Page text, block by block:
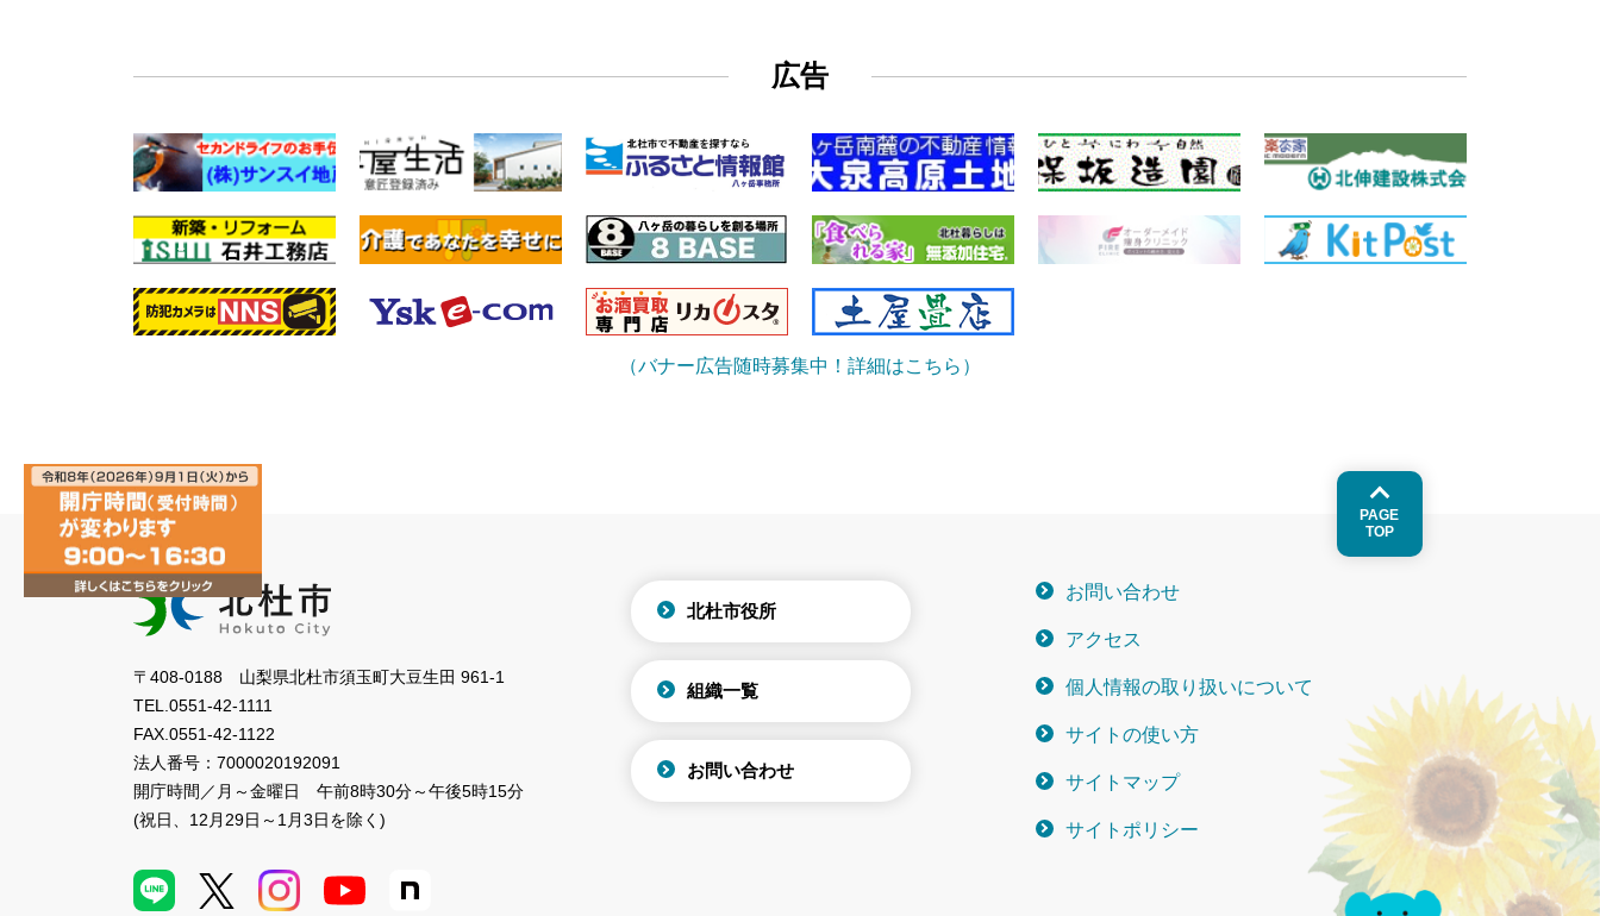
広告
（バナー広告随時募集中！詳細はこちら）
PAGE
TOP
〒408-0188 山梨県北杜市須玉町大豆生田 961-1
TEL. 0551-42-1111
FAX. 0551-42-1122
法人番号： 7000020192091
開庁時間／月～金曜日
午前8時30分～午後5時15分
(祝日、12月29日～1月3日を除く)
北杜市役所
組織一覧
お問い合わせ
お問い合わせ
アクセス
個人情報の取り扱いについて
サイトの使い方
サイトマップ
サイトポリシー